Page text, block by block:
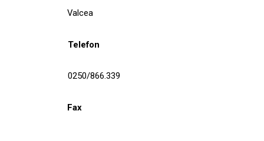
Valcea
Telefon
0250/866.339
Fax